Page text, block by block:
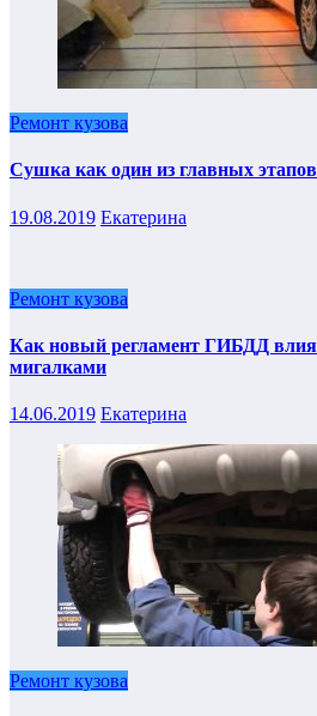
Ремонт кузова
Сушка как один из главных
19.08.2019 Екатерина
Ремонт кузова
Как новый регламент ГИБДД
мигалками
14.06.2019 Екатерина
Ремонт кузова